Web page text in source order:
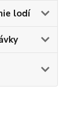
lodí